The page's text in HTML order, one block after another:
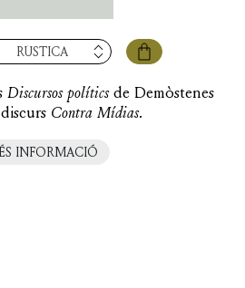
RÚSTICA
Discursos políticsde Demòstenes
Contra Mídias.
INFORMACIÓ